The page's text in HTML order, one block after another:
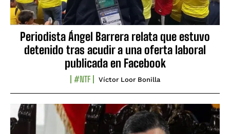
Periodista Ángel Barrera relata que estuvo
detenido tras acudir a una oferta laboral
publicada en Facebook
#NTF Víctor Loor Bonilla